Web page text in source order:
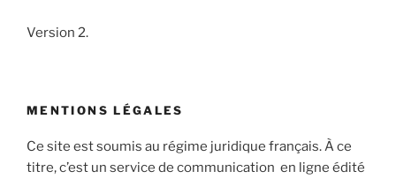
Version 2.
MENTIONS LÉGALES
Ce site est soumis au régime juridique français. À ce
titre, c’est un service de communication en ligne édité